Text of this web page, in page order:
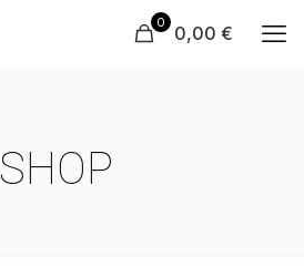
0 0,00 €
SHOP